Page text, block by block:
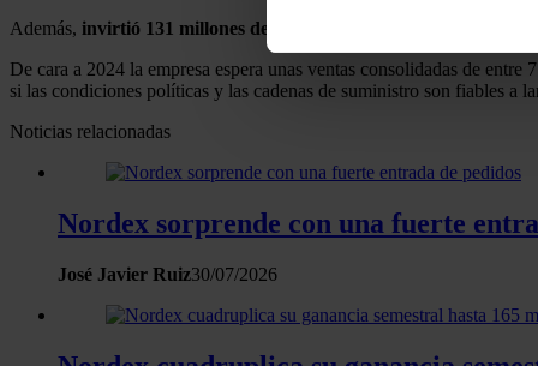
Las cookies de este sitio
que hayan recopilado a
Además, invirtió 131 millones de euros en 2023,
muy por debajo
De cara a 2024 la empresa espera unas ventas consolidadas de
si las condiciones políticas y las cadenas de suministro son fiables a
Noticias relacionadas
Nordex sorprende con una fuerte
José Javier Ruiz30/07/2026